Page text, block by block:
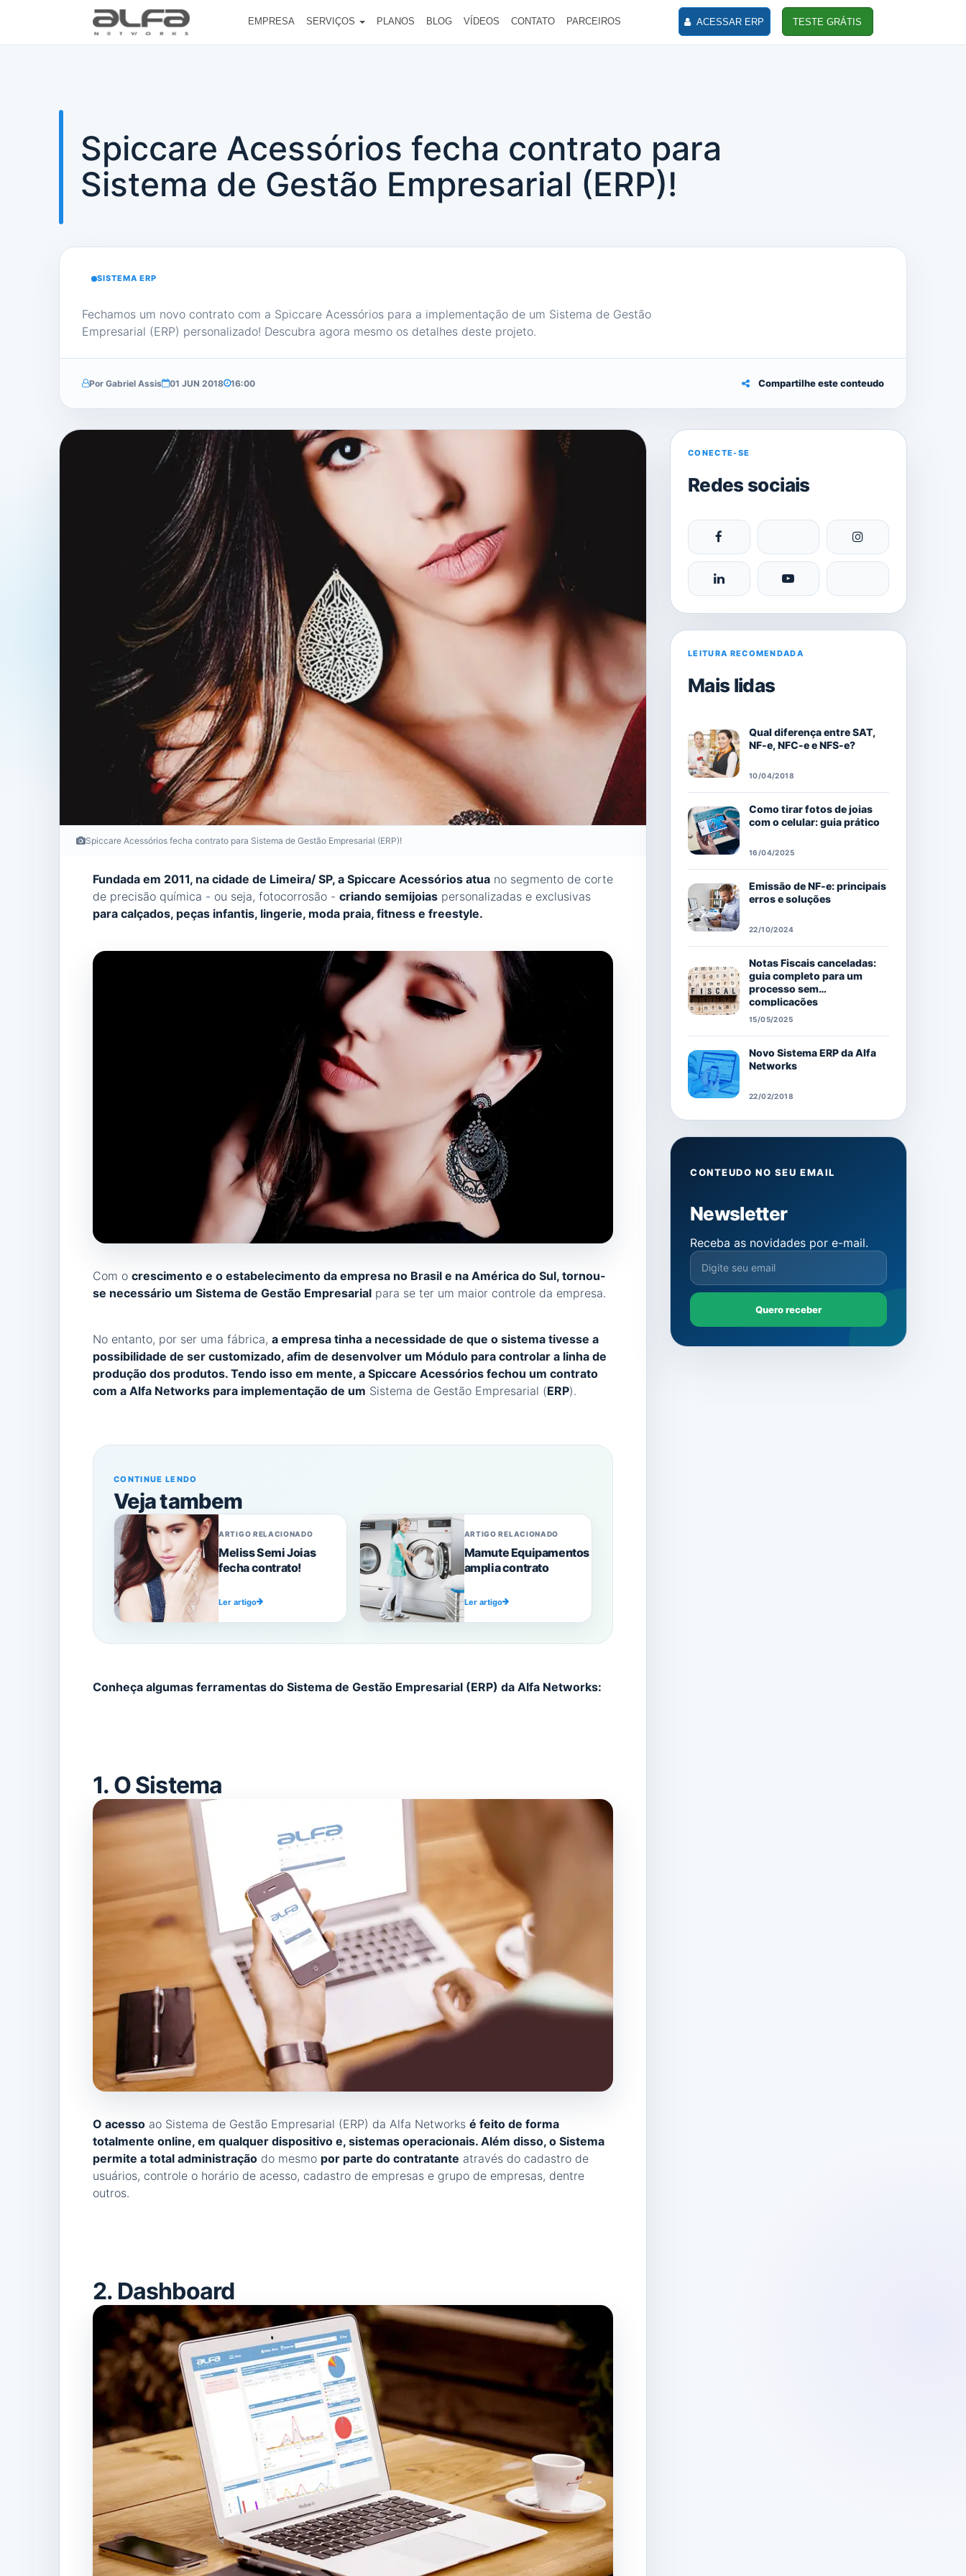
EMPRESA SERVIÇOS PLANOS BLOG VÍDEOS CONTATO PARCEIROS ACESSAR ERP TESTE GRÁTIS
Spiccare Acessórios fecha contrato para
Sistema de Gestão Empresarial (ERP)!
SISTEMA ERP
Fechamos um novo contrato com a Spiccare Acessórios para a implementação de um Sistema de Gestão
Empresarial (ERP) personalizado! Descubra agora mesmo os detalhes deste projeto.
Por Gabriel Assis 01 JUN 2018 16:00 Compartilhe este conteudo
Spiccare Acessórios fecha contrato para Sistema de Gestão Empresarial (ERP)!
Fundada em 2011, na cidade de Limeira/ SP, a Spiccare Acessórios atua no segmento de corte
de precisão química - ou seja, fotocorrosão - criando semijoias personalizadas e exclusivas
para calçados, peças infantis, lingerie, moda praia, fitness e freestyle.
Com o crescimento e o estabelecimento da empresa no Brasil e na América do Sul, tornou-
se necessário um Sistema de Gestão Empresarial para se ter um maior controle da empresa.
No entanto, por ser uma fábrica, a empresa tinha a necessidade de que o sistema tivesse a
possibilidade de ser customizado, afim de desenvolver um Módulo para controlar a linha de
produção dos produtos. Tendo isso em mente, a Spiccare Acessórios fechou um contrato
com a Alfa Networks para implementação de um Sistema de Gestão Empresarial (ERP).
CONTINUE LENDO
Veja tambem
ARTIGO RELACIONADO
Meliss Semi Joias
fecha contrato!
Ler artigo
ARTIGO RELACIONADO
Mamute Equipamentos
amplia contrato
Ler artigo
Conheça algumas ferramentas do Sistema de Gestão Empresarial (ERP) da Alfa Networks:
1. O Sistema
O acesso ao Sistema de Gestão Empresarial (ERP) da Alfa Networks é feito de forma
totalmente online, em qualquer dispositivo e, sistemas operacionais. Além disso, o Sistema
permite a total administração do mesmo por parte do contratante através do cadastro de
usuários, controle o horário de acesso, cadastro de empresas e grupo de empresas, dentre
outros.
2. Dashboard
CONECTE-SE
Redes sociais
LEITURA RECOMENDADA
Mais lidas
Qual diferença entre SAT,
NF-e, NFC-e e NFS-e?
10/04/2018
Como tirar fotos de joias
com o celular: guia prático
16/04/2025
Emissão de NF-e: principais
erros e soluções
22/10/2024
Notas Fiscais canceladas:
guia completo para um
processo sem
complicações
15/05/2025
Novo Sistema ERP da Alfa
Networks
22/02/2018
CONTEUDO NO SEU EMAIL
Newsletter
Receba as novidades por e-mail.
Quero receber